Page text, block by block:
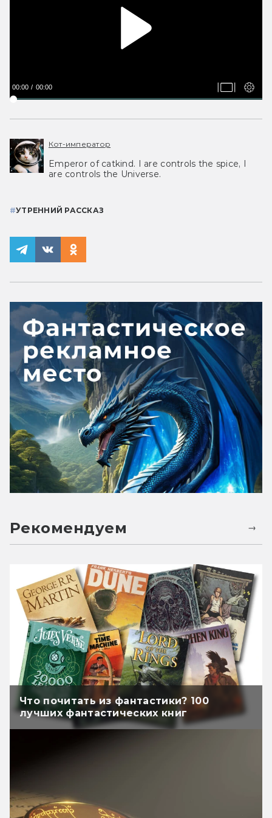
00:00 00:00
Кот-император
Emperor of catkind. I are controls the spice, I
are controls the Universe.
#УТРЕННИЙ РАССКАЗ
Рекомендуем
Что почитать из фантастики? 100
лучших фантастических книг